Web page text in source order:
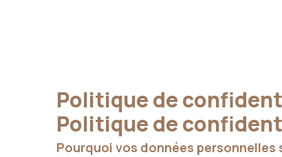
Politique de
Politique de
Pourquoi vos données